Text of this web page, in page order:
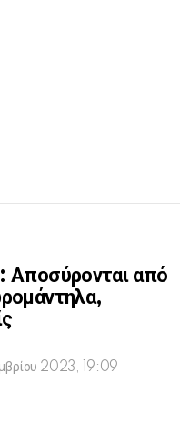
Αποσύρονται από
2023, 19:09